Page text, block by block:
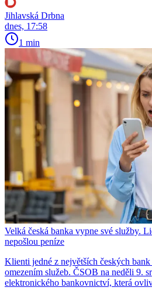
Jihlavská Drbna
dnes, 17:58
1 min
Velká česká banka vypne své služby.
nepošlou peníze
Klienti jedné z největších českých
omezením služeb. ČSOB na neděli 9.
elektronického bankovnictví, která